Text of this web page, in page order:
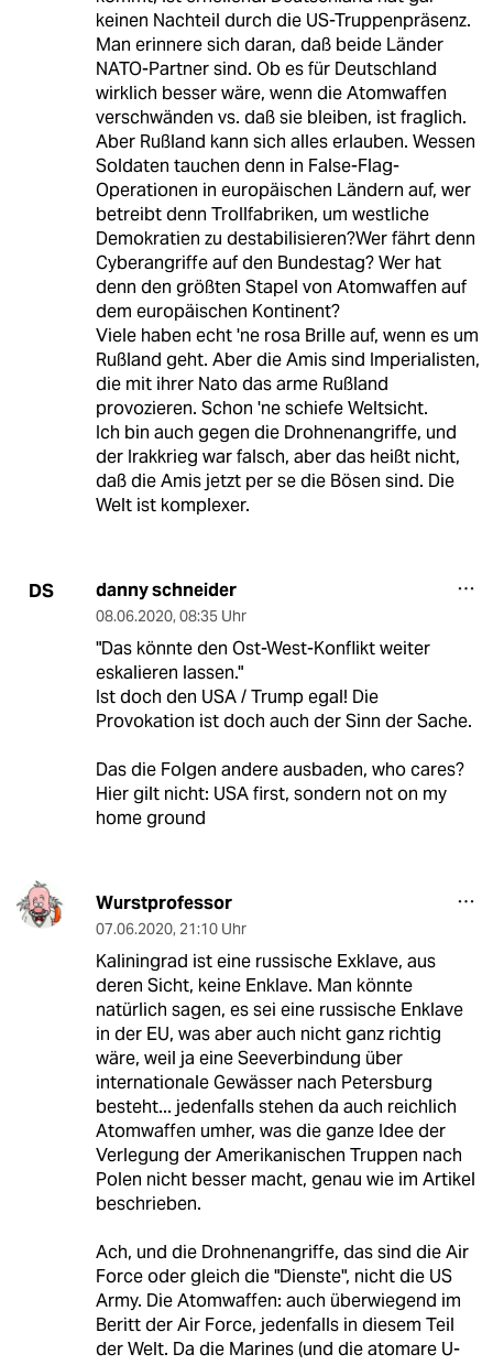
keinen Nachteil durch die US-Truppenpräsenz.
Man erinnere sich daran, daß beide Länder
NATO-Partner sind. Ob es für Deutschland
wirklich besser wäre, wenn die Atomwaffen
verschwänden vs. daß sie bleiben, ist fraglich.
Aber Rußland kann sich alles erlauben. Wessen
Soldaten tauchen denn in False-Flag-
Operationen in europäischen Ländern auf, wer
betreibt denn Trollfabriken, um westliche
Demokratien zu destabilisieren?Wer fährt denn
Cyberangriffe auf den Bundestag? Wer hat
denn den größten Stapel von Atomwaffen auf
dem europäischen Kontinent?
Viele haben echt 'ne rosa Brille auf, wenn es um
Rußland geht. Aber die Amis sind Imperialisten,
die mit ihrer Nato das arme Rußland
provozieren. Schon 'ne schiefe Weltsicht.
Ich bin auch gegen die Drohnenangriffe, und
der Irakkrieg war falsch, aber das heißt nicht,
daß die Amis jetzt per se die Bösen sind. Die
Welt ist komplexer.
DS danny schneider
08.06.2020, 08:35 Uhr
"Das könnte den Ost-West-Konflikt weiter
eskalieren lassen."
Ist doch den USA / Trump egal! Die
Provokation ist doch auch der Sinn der Sache.
Das die Folgen andere ausbaden, who cares?
Hier gilt nicht: USA first, sondern not on my
home ground
Wurstprofessor
07.06.2020, 21:10 Uhr
Kaliningrad ist eine russische Exklave, aus
deren Sicht, keine Enklave. Man könnte
natürlich sagen, es sei eine russische Enklave
in der EU, was aber auch nicht ganz richtig
wäre, weil ja eine Seeverbindung über
internationale Gewässer nach Petersburg
besteht... jedenfalls stehen da auch reichlich
Atomwaffen umher, was die ganze Idee der
Verlegung der Amerikanischen Truppen nach
Polen nicht besser macht, genau wie im Artikel
beschrieben.
Ach, und die Drohnenangriffe, das sind die Air
Force oder gleich die "Dienste", nicht die US
Army. Die Atomwaffen: auch überwiegend im
Beritt der Air Force, jedenfalls in diesem Teil
der Welt. Da die Marines (und die atomare U-